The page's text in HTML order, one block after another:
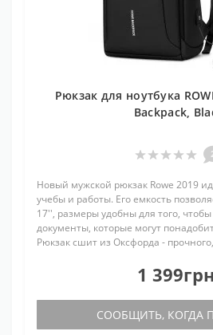
Рюкзак для ноутбука
Backpack,
Новый мужской рюкзак Rowe 2019
учебы и работы. Его емкость
17'', размеры удобны для того,
документы, которые могут
Рюкзак сшит из Оксфорда -
1
СООБЩИТЬ, КОГДА